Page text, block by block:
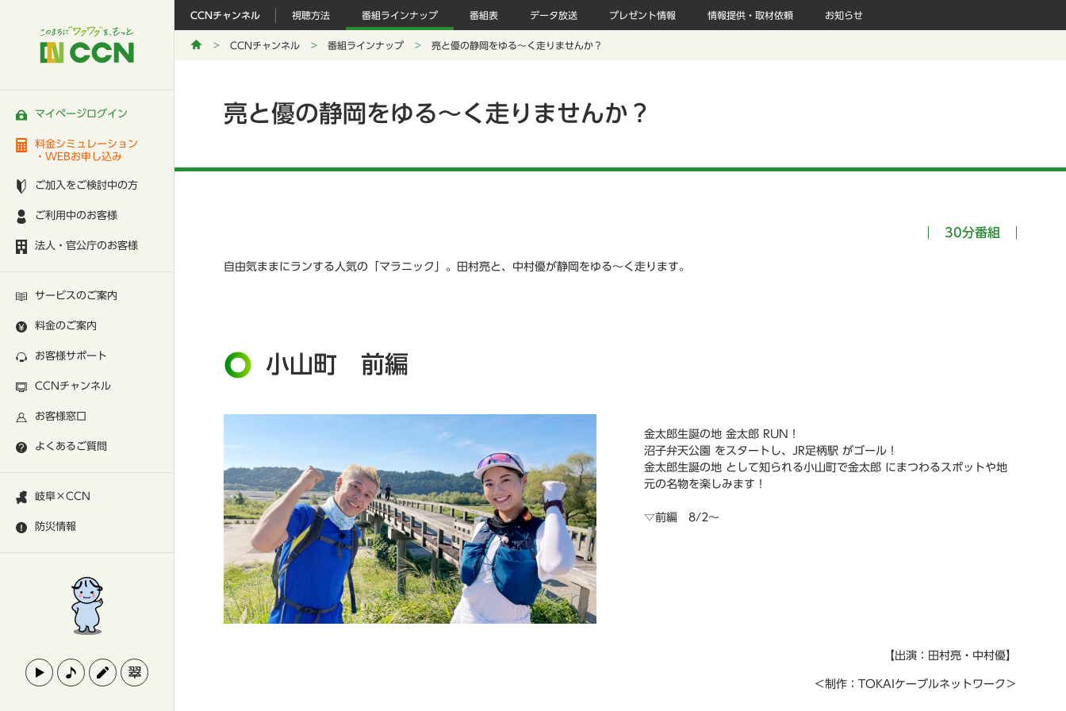
マイページログイン
料金シミュレーション
・WEBお申し込み
ご加入をご検討中の方
ご利用中のお客様
法人・官公庁のお客様
サービスのご案内
料金のご案内
お客様サポート
CCNチャンネル
お客様窓口
よくあるご質問
岐阜×CCN
防災情報
CCNチャンネル 視聴方法 番組ラインナップ 番組表 データ放送 プレゼント情報 情報提供・取材依頼 お知らせ
CCNチャンネル 番組ラインナップ 亮と優の静岡をゆる～く走りませんか？
亮と優の静岡をゆる～く走りませんか？
30分番組
自由気ままにランする人気の「マラニック」。田村亮と、中村優が静岡をゆる～く走ります。
小山町 前編
金太郎生誕の地 金太郎 RUN！
沼子弁天公園 をスタートし、JR足柄駅 がゴール！
金太郎生誕の地 として知られる小山町で金太郎 にまつわるスポットや地
元の名物を楽しみます！
▽前編 8/2～
【出演：田村亮・中村優】
＜制作：TOKAIケーブルネットワーク＞